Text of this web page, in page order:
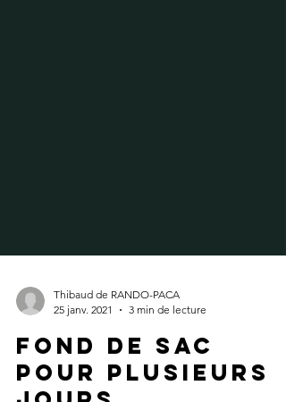
Thibaud de RANDO-PACA
25 janv. 2021
3 min de lecture